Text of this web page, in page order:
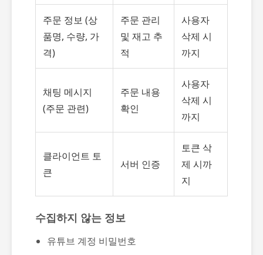
주문 정보 (상
품명, 수량, 가
격)
주문 관리
및 재고 추
적
사용자
삭제 시
까지
채팅 메시지
(주문 관련)
주문 내용
확인
사용자
삭제 시
까지
클라이언트 토
큰
서버 인증
토큰 삭
제 시까
지
수집하지 않는 정보
유튜브 계정 비밀번호